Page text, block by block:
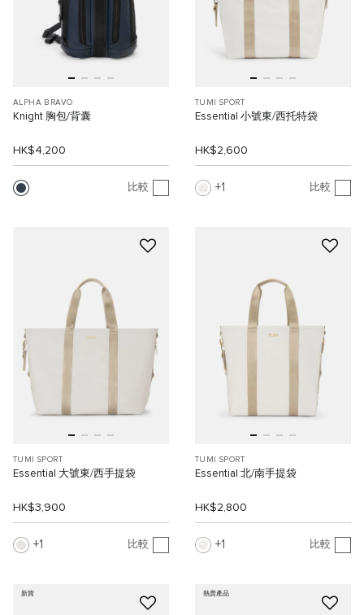
ALPHA BRAVO
Knight 胸包/背囊
HK$4,200
比較
TUMI SPORT
Essential 小號東/西托特袋
HK$2,600
1 比較
TUMI SPORT
Essential 大號東/西手提袋
HK$3,900
1 比較
TUMI SPORT
Essential 北/南手提袋
HK$2,800
1 比較
新貨 熱賣產品